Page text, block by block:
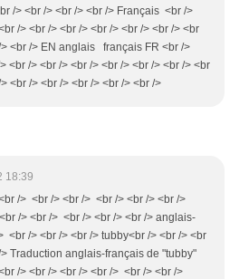
/> <br /> <br /> <br /> Français <br />
/> <br /> <br /> <br /> <br /> <br /> <br
> <br /> EN anglais français FR <br />
<br /> <br /> <br /> <br /> <br /> <br /> <br
<br /> <br /> <br /> <br /> <br />
18:39
/> <br /> <br /> <br /> <br /> <br />
/> <br /> <br /> <br /> <br /> anglais-
<br /> <br /> <br /> tubby<br /> <br /> <br
Traduction anglais-français de "tubby"
/> <br /> <br /> <br /> <br /> <br />